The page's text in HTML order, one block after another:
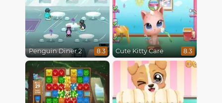
Penguin Diner 2 8.3 Cute Kitty Care 8.3